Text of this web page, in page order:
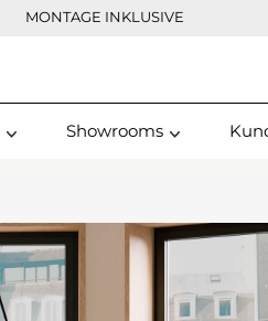
MONTAGE INKLUSIVE
Showrooms